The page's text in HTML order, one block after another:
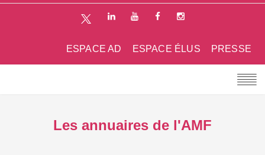
PRESSE
ESPACE ÉLUS
ESPACE AD
Les annuaires de l'AMF